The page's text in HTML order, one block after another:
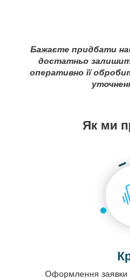
Бажаєте придбати
достатньо
оперативно її
Як ми
Оформлення заявки